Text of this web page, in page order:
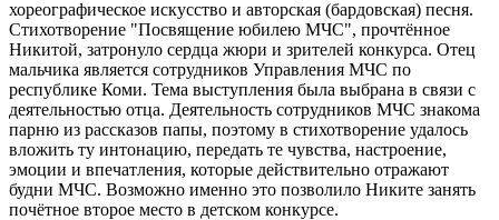
хореографическое искусство и авторская (бардовская) песня.
Стихотворение "Посвящение юбилею МЧС", прочтённое
Никитой, затронуло сердца жюри и зрителей конкурса. Отец
мальчика является сотрудников Управления МЧС по
республике Коми. Тема выступления была выбрана в связи с
деятельностью отца. Деятельность сотрудников МЧС знакома
парню из рассказов папы, поэтому в стихотворение удалось
вложить ту интонацию, передать те чувства, настроение,
эмоции и впечатления, которые действительно отражают
будни МЧС. Возможно именно это позволило Никите занять
почётное второе место в детском конкурсе.